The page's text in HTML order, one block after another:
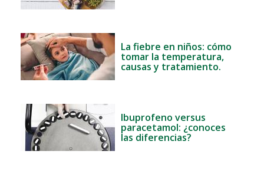
La fiebre en niños: cómo
tomar la temperatura,
causas y tratamiento.
Ibuprofeno versus
paracetamol: ¿conoces
las diferencias?